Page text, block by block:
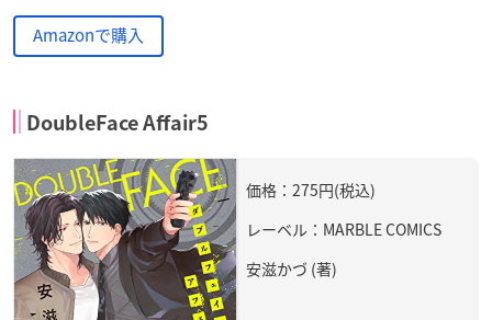
Amazonで購入
DoubleFace Affair5
価格：275円(税込)
レーベル：MARBLE COMICS
安滋かづ (著)